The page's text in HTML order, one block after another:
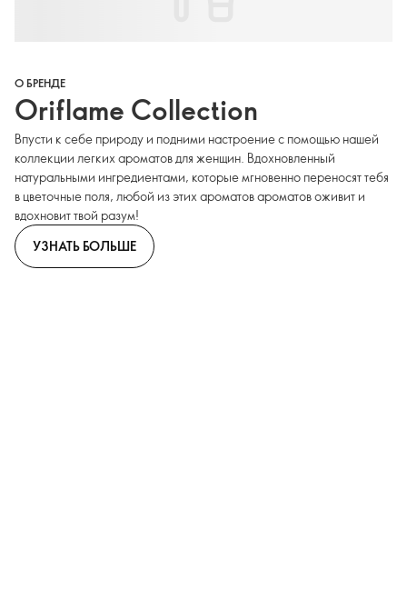
О БРЕНДЕ
Oriflame Collection
Впусти к себе природу и подними настроение с помощью нашей
коллекции легких ароматов для женщин. Вдохновленный
натуральными ингредиентами, которые мгновенно переносят тебя
в цветочные поля, любой из этих ароматов ароматов оживит и
вдохновит твой разум!
УЗНАТЬ БОЛЬШЕ